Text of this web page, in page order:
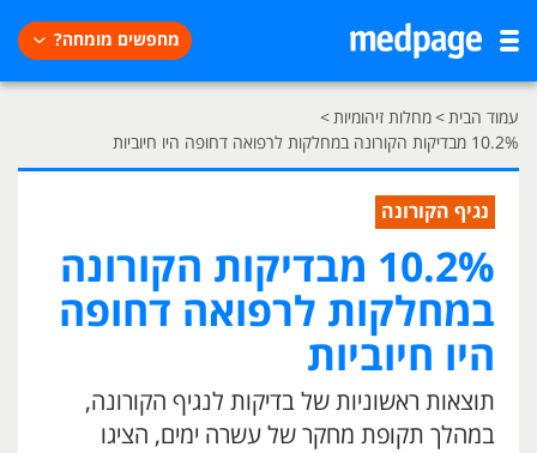
מחפשים מומחה?
עמוד הבית>מחלות זיהומיות>
10.2% מבדיקות הקורונה במחלקות לרפואה דחופה היו חיוביות
נגיף הקורונה
10.2% מבדיקות הקורונה
במחלקות לרפואה דחופה
היו חיוביות
תוצאות ראשוניות של בדיקות לנגיף הקורונה,
במהלך תקופת מחקר של עשרה ימים, הציגו